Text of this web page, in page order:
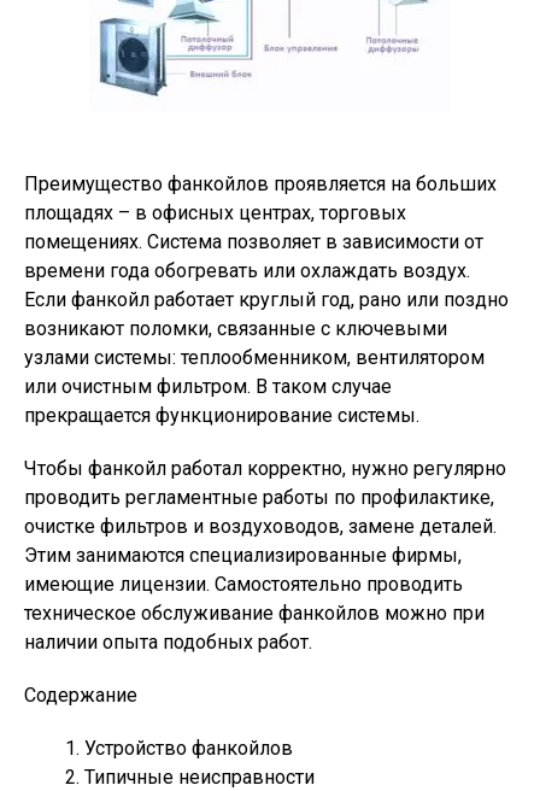
Преимущество фанкойлов проявляется на больших
площадях – в офисных центрах, торговых
помещениях. Система позволяет в зависимости от
времени года обогревать или охлаждать воздух.
Если фанкойл работает круглый год, рано или поздно
возникают поломки, связанные с ключевыми
узлами системы: теплообменником, вентилятором
или очистным фильтром. В таком случае
прекращается функционирование системы.
Чтобы фанкойл работал корректно, нужно регулярно
проводить регламентные работы по профилактике,
очистке фильтров и воздуховодов, замене деталей.
Этим занимаются специализированные фирмы,
имеющие лицензии. Самостоятельно проводить
техническое обслуживание фанкойлов можно при
наличии опыта подобных работ.
Содержание
Устройство фанкойлов
Типичные неисправности